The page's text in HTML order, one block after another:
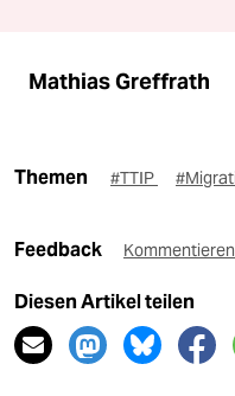
Mathias Greffrath
Themen #TTIP
Feedback Kommentieren
Diesen Artikel teilen